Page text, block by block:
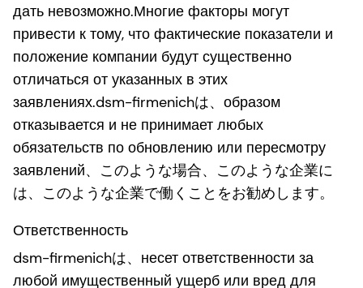
дать невозможно.Многие факторы могут
привести к тому, что фактические показатели и
положение компании будут существенно
отличаться от указанных в этих
заявлениях.dsm-firmenichは、образом
отказывается и не принимает любых
обязательств по обновлению или пересмотру
заявлений、このような場合、このような企業に
は、このような企業で働くことをお勧めします。
Ответственность
dsm-firmenichは、несет ответственности за
любой имущественный ущерб или вред для